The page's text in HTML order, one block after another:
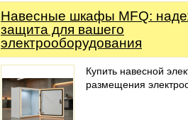
Навесные шкафы MFQ:
защита для вашего
электрооборудования
Купить навесной
размещения